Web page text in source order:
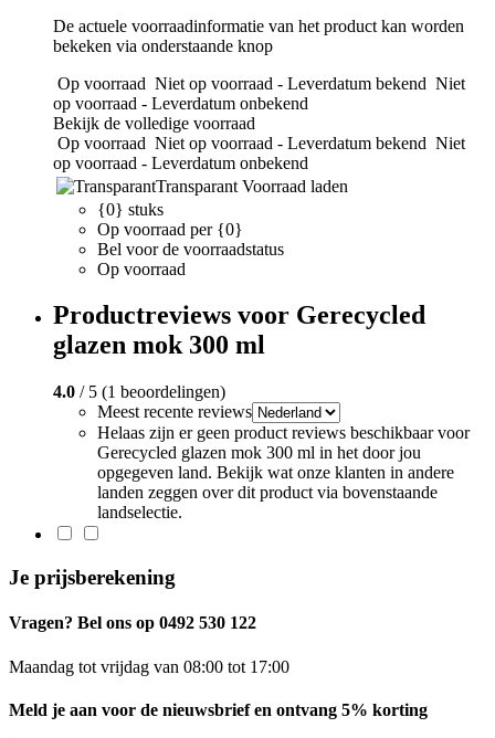
De actuele voorraadinformatie van het product kan worden
bekeken via onderstaande knop
Op voorraad Niet op voorraad - Leverdatum bekend Niet
op voorraad - Leverdatum onbekend
Bekijk de volledige voorraad
Op voorraad Niet op voorraad - Leverdatum bekend Niet
op voorraad - Leverdatum onbekend
Transparant Voorraad laden
{0} stuks
Op voorraad per {0}
Bel voor de voorraadstatus
Op voorraad
Productreviews voor Gerecycled
glazen mok 300 ml
4.0 / 5 (1 beoordelingen)
Meest recente reviews
Helaas zijn er geen product reviews beschikbaar voor
Gerecycled glazen mok 300 ml in het door jou
opgegeven land. Bekijk wat onze klanten in andere
landen zeggen over dit product via bovenstaande
landselectie.
Je prijsberekening
Vragen? Bel ons op 0492 530 122
Maandag tot vrijdag van 08:00 tot 17:00
Meld je aan voor de nieuwsbrief en ontvang 5% korting